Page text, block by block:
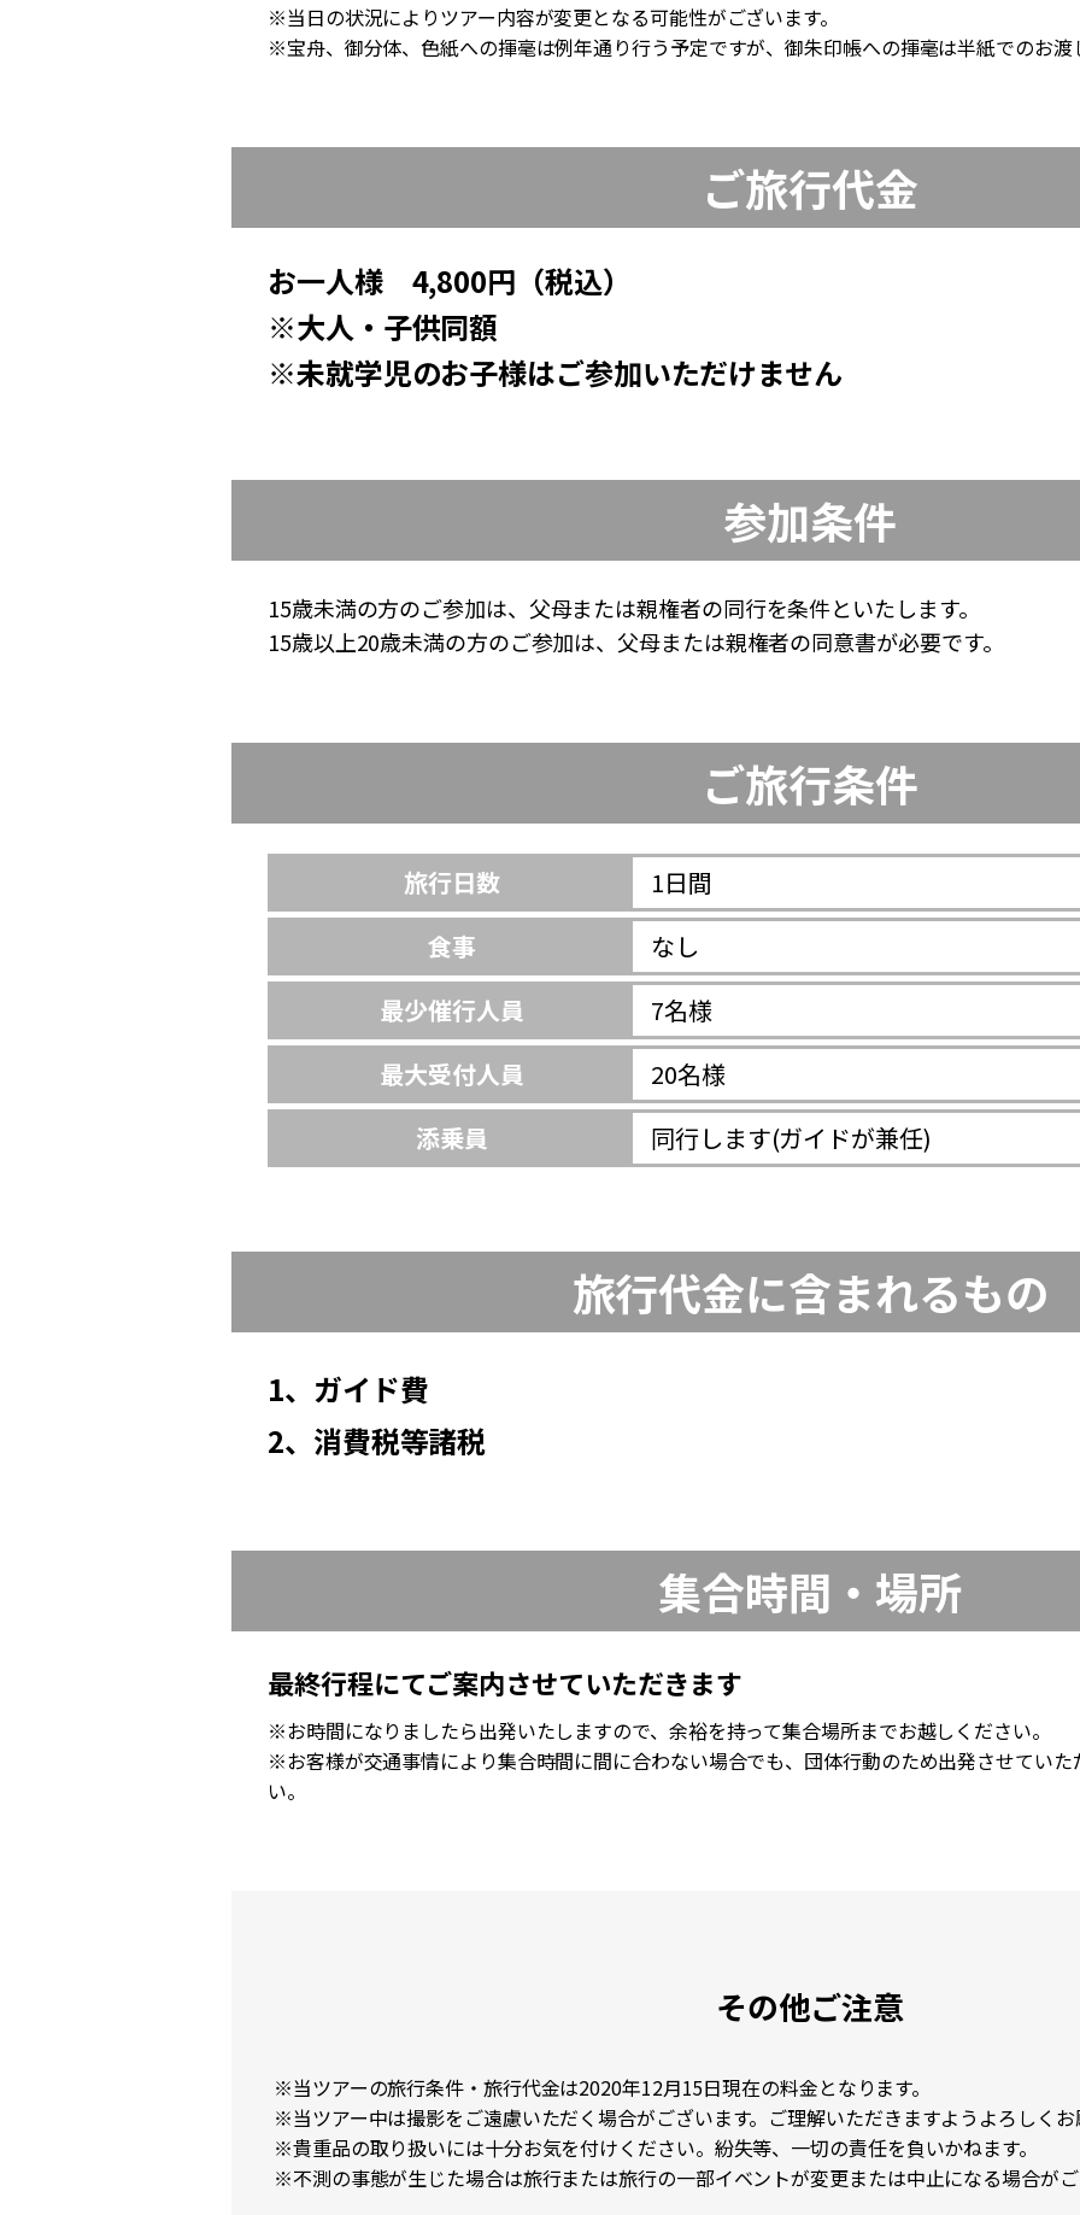
※当日の状況によりツアー内容が変更となる可能性がございます。
※宝舟、御分体、色紙への揮毫は例年通り行う予定ですが、御朱印帳への揮毫は半紙でのお渡
ご旅行代金
お一人様 4,800円（税込）
※大人・子供同額
※未就学児のお子様はご参加いただけません
参加条件
15歳未満の方のご参加は、父母または親権者の同行を条件といたします。
15歳以上20歳未満の方のご参加は、父母または親権者の同意書が必要です。
ご旅行条件
旅行日数
1日間
食事
なし
最少催行人員
7名様
最大受付人員
20名様
添乗員
同行します(ガイドが兼任)
旅行代金に含まれるもの
1、ガイド費
2、消費税等諸税
集合時間・場所
最終行程にてご案内させていただきます
※お時間になりましたら出発いたしますので、余裕を持って集合場所までお越しください。
※お客様が交通事情により集合時間に間に合わない場合でも、団体行動のため出発させてい
い。
その他ご注意
※当ツアーの旅行条件・旅行代金は2020年12月15日現在の料金となります。
※当ツアー中は撮影をご遠慮いただく場合がございます。ご理解いただきますようよろしくお
※貴重品の取り扱いには十分お気を付けください。紛失等、一切の責任を負いかねます。
※不測の事態が生じた場合は旅行または旅行の一部イベントが変更または中止になる場合がご